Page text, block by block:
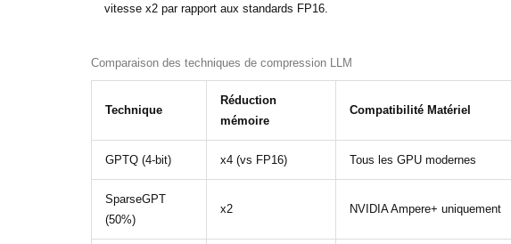
vitesse x2 par rapport aux standards FP16.
Comparaison des techniques de compression LLM
Technique
Réduction
mémoire
Compatibilité Matériel
GPTQ (4-bit) x4 (vs FP16) Tous les GPU modernes
SparseGPT
(50%)
x2 NVIDIA Ampere+ uniquement